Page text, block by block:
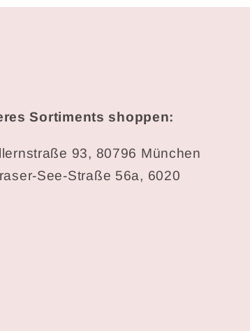
Sortiments shoppen:
93, 80796 München
See-Straße 56a, 6020